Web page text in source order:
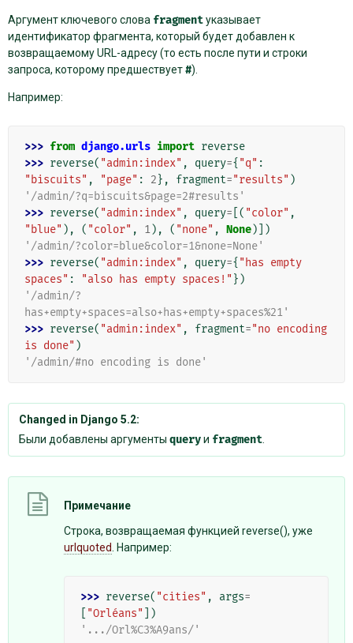
Аргумент ключевого слова fragmentуказывает
идентификатор фрагмента, который будет добавлен к
возвращаемому URL-адресу (то есть после пути и строки
запроса, которому предшествует#).
Например:
>>> from django.urls import reverse
>>> reverse( "admin:index" , query={ "q" :
"biscuits" , "page" : 2}, fragment="results" )
'/admin/?q=biscuits&page=2#results'
>>> reverse( "admin:index" , query= [( "color" ,
"blue" ), ( "color" , 1), ( "none" , None)])
'/admin/?color=blue&color=1&none=None'
>>> reverse( "admin:index" , query={ "has empty
spaces" : "also has empty spaces!" })
'/admin/?
has+empty+spaces=also+has+empty+spaces%21'
>>> reverse( "admin:index" , fragment="no encoding
is done" )
'/admin/#no encoding is done'
Changed in Django 5.2:
Были добавлены аргументы queryи fragment
Примечание
Строка, возвращаемая функцией reverse(), уже
urlquoted. Например:
>>> reverse( "cities" , args=
"Orléans"
])
'.../Orl%C3%A9ans/'